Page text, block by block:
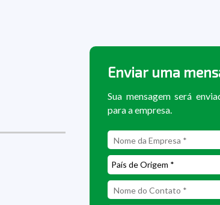
Enviar uma
Sua mensagem será
para a empresa.